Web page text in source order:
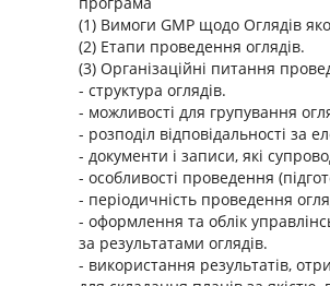
(1) Вимоги GMP щодо Оглядів
(2) Етапи проведення оглядів.
(3) Організаційні питання
- структура оглядів.
- можливості для групування
- розподіл відповідальності за
- документи і записи, які
- особливості проведення
- періодичність проведення
- оформлення та облік
за результатами оглядів.
- використання результатів,